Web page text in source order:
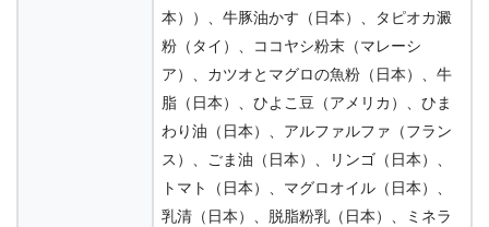
3.55 750g、1.5kg、2.4kg
3.51 1.4kg
本））、牛豚油かす（日本）、タピオカ澱
粉（タイ）、ココヤシ粉末（マレーシ
ア）、カツオとマグロの魚粉（日本）、牛
脂（日本）、ひよこ豆（アメリカ）、ひま
わり油（日本）、アルファルファ（フラン
ス）、ごま油（日本）、リンゴ（日本）、
トマト（日本）、マグロオイル（日本）、
乳清（日本）、脱脂粉乳（日本）、ミネラ